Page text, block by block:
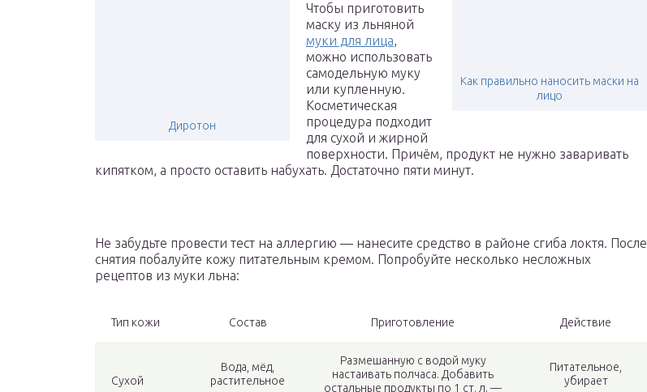
Как правильно наносить маски на
лицо
Диротон
Чтобы приготовить
маску из льняной
муки для лица,
можно использовать
самодельную муку
или купленную.
Косметическая
процедура подходит
для сухой и жирной
поверхности. Причём, продукт не нужно заваривать
кипятком, а просто оставить набухать. Достаточно пяти минут.
Не забудьте провести тест на аллергию — нанесите средство в районе сгиба локтя. После
снятия побалуйте кожу питательным кремом. Попробуйте несколько несложных
рецептов из муки льна:
Тип кожи Состав Приготовление Действие
Сухой
Вода, мёд,
растительное
Размешанную с водой муку
настаивать полчаса. Добавить
остальные продукты по 1 ст. л. —
Питательное,
убирает